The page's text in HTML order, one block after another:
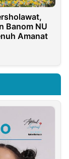
Banom NU
Amanat